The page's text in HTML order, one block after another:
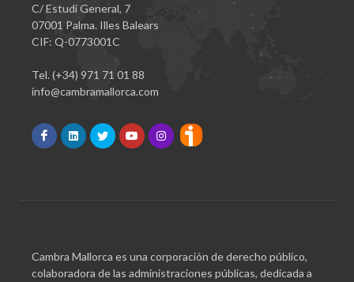
C/ Estudi General, 7
07001 Palma. Illes Balears
CIF: Q-0773001C
Tel. (+34) 971 71 01 88
info@cambramallorca.com
Cambra Mallorca es una corporación de derecho público,
colaboradora de las administraciones públicas, dedicada a